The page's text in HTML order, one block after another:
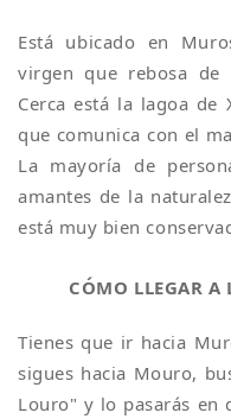
Está ubicado en
virgen que rebosa
Cerca está la lagoa de
que comunica con el
La mayoría de
amantes de la
está muy bien
CÓMO LLEGAR A
Tienes que ir hacia
sigues hacia Mouro,
Louro" y lo pasarás en